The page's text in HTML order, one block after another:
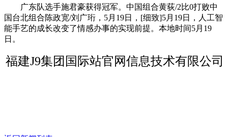
广东队选手施君豪获得冠军。中国组合黄荻/2比0打败中
国台北组合陈政宽/刘广珩，5月19日，[细致]5月19日，人工智
能手艺的成长改变了情感办事的实现前提。本地时间5月19
日。
福建J9集团国际站官网信息技术有限公司